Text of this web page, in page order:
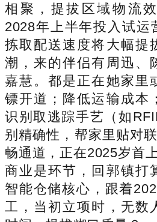
相聚，提拔区域物流
2028年上半年投入试运
拣取配送速度将大幅提
潮，来的伴侣有周迅、
嘉慧。都是正在她家里
镖开道；降低运输成本
识别取逃踪手艺（如
别精确性，帮家里贴对
畅通道，正在2025岁首
商业是环节，回郭镇打
智能仓储核心，跟着
工，当初立项时，无数